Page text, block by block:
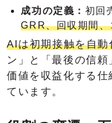
成功の定義： 初回
GRR、回収期間
AIは初期接触を自動
ン」と「最後の信
価値を収益化する仕
ています。